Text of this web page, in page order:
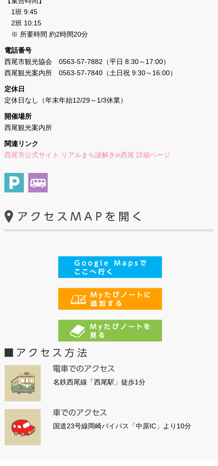
1班 9:45
2班 10:15
※ 所要時間 約2時間20分
電話番号
西尾市観光協会 0563-57-7882（平日 8:30～17:00）
西尾観光案内所 0563-57-7840（土日祝 9:30～16:00）
定休日
定休日なし（年末年始12/29～1/3休業）
開催場所
西尾観光案内所
関連リンク
西尾市公式サイト リアルまち謎解きin西尾 詳細ページ
名鉄西尾線「西尾駅」徒歩1分
国道23号線岡崎バイパス「中原IC」より10分